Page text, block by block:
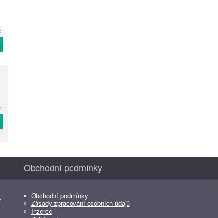
Obchodní podmínky
Obchodní podmínky
Zásady zpracování osobních údajů
Inzerce